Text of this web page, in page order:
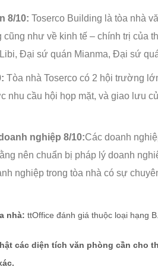
8/10: Toserco Building là tòa nhà
cũng như về kinh tế – chính trị của
Đại sứ quán Mianma, Đại sứ
Tòa nhà Toserco có 2 hội trường
nhu cầu hội họp mặt, và giao lưu
nghiệp 8/10:Các doanh
nên chuẩn bị pháp lý doanh
nghiệp trong tòa nhà có sự
nhà: ttOffice đánh giá thuộc loại hạng
các diện tích văn phòng cần cho